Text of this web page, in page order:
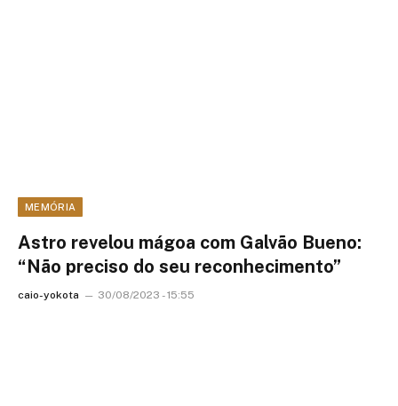
MEMÓRIA
Astro revelou mágoa com Galvão Bueno:
“Não preciso do seu reconhecimento”
caio-yokota 30/08/2023 - 15:55